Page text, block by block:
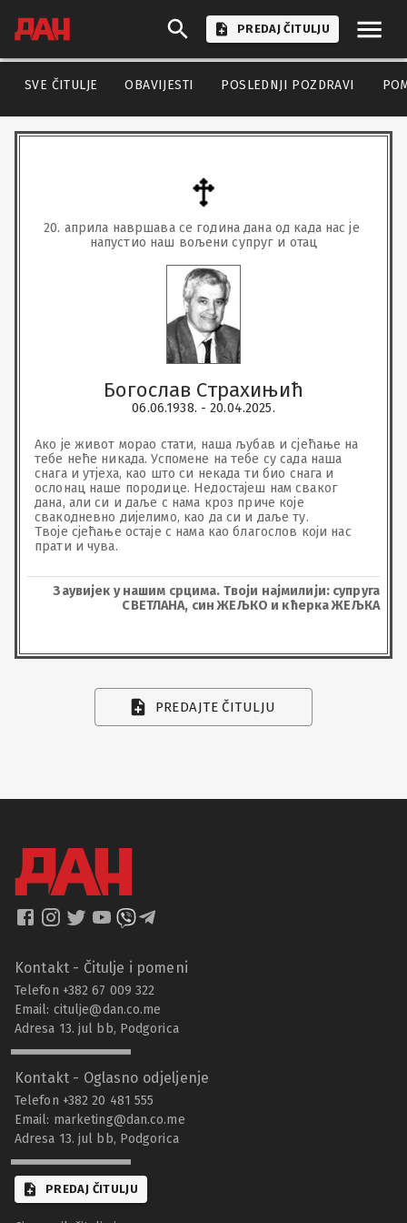
PREDAJ ČITULJU
SVE ČITULJE OBAVIJESTI POSLEDNJI POZDRAVI
20. априла навршава се година дана од када нас је
напустио наш вољени супруг и отац
Богослав Страхињић
06.06.1938. - 20.04.2025.
Ако је живот морао стати, наша љубав и сјећање на
тебе неће никада. Успомене на тебе су сада наша
снага и утјеха, као што си некада ти био снага и
ослонац наше породице. Недостајеш нам сваког
дана, али си и даље с нама кроз приче које
свакодневно дијелимо, као да си и даље ту.
Твоје сјећање остаје с нама као благослов који нас
прати и чува.
Заувијек у нашим срцима. Твоји најмилији: супруга
СВЕТЛАНА, син ЖЕЉКО и кћерка ЖЕЉКА
PREDAJTE ČITULJU
Kontakt - Čitulje i pomeni
Telefon +382 67 009 322
Email: citulje@dan.co.me
Adresa 13. jul bb, Podgorica
Kontakt - Oglasno odjeljenje
Telefon +382 20 481 555
Email: marketing@dan.co.me
Adresa 13. jul bb, Podgorica
PREDAJ ČITULJU